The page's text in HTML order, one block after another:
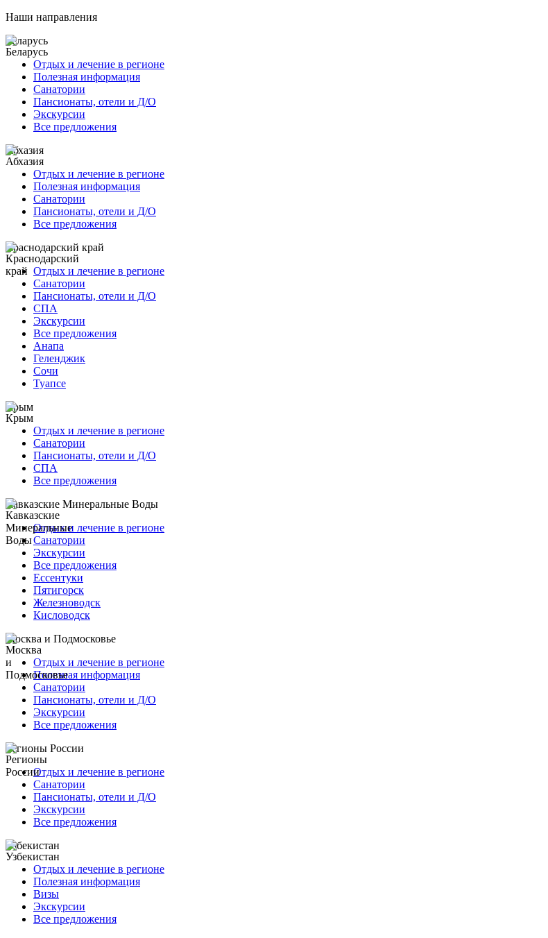
Наши направления
Беларусь
Отдых и лечение в регионе
Полезная информация
Санатории
Пансионаты, отели и Д/О
Экскурсии
Все предложения
Абхазия
Отдых и лечение в регионе
Полезная информация
Санатории
Пансионаты, отели и Д/О
Все предложения
Краснодарский край
Отдых и лечение в регионе
Санатории
Пансионаты, отели и Д/О
СПА
Экскурсии
Все предложения
Анапа
Геленджик
Сочи
Туапсе
Крым
Отдых и лечение в регионе
Санатории
Пансионаты, отели и Д/О
СПА
Все предложения
Кавказские Минеральные Воды
Отдых и лечение в регионе
Санатории
Экскурсии
Все предложения
Ессентуки
Пятигорск
Железноводск
Кисловодск
Москва и Подмосковье
Отдых и лечение в регионе
Полезная информация
Санатории
Пансионаты, отели и Д/О
Экскурсии
Все предложения
Регионы России
Отдых и лечение в регионе
Санатории
Пансионаты, отели и Д/О
Экскурсии
Все предложения
Узбекистан
Отдых и лечение в регионе
Полезная информация
Визы
Экскурсии
Все предложения